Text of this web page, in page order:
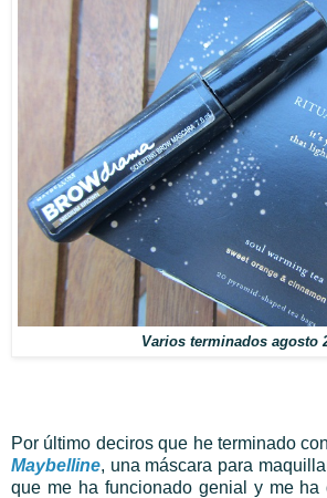
Varios terminados agosto
Por último deciros que he terminado
Maybelline, una máscara para
que me ha funcionado genial y me